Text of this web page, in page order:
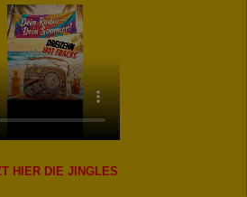
HIER DIE JINGLES